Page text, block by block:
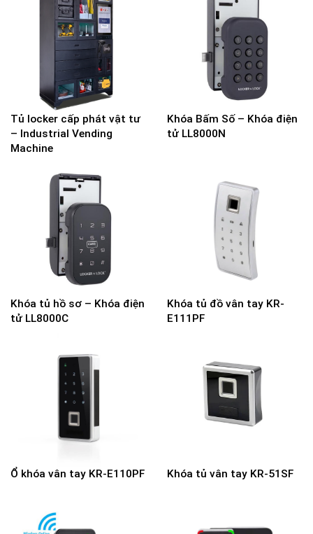
Tủ locker cấp phát vật tư
– Industrial Vending
Machine
Khóa Bấm Số – Khóa điện
tử LL8000N
Khóa tủ hồ sơ – Khóa điện
tử LL8000C
Khóa tủ đồ vân tay KR-
E111PF
Ổ khóa vân tay KR-E110PF Khóa tủ vân tay KR-51SF